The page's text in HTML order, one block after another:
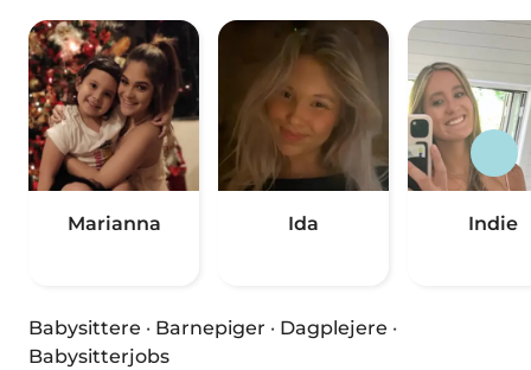
Marianna Ida Indie
Babysittere · Barnepiger · Dagplejere ·
Babysitterjobs